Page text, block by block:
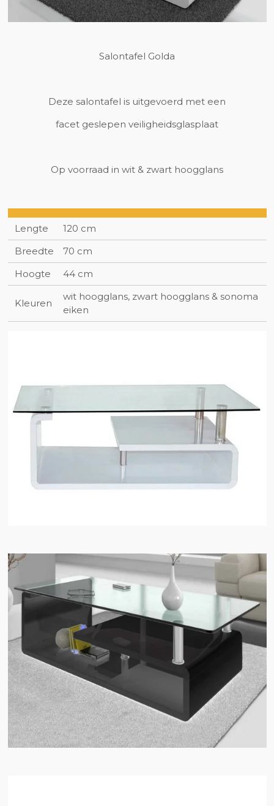
Salontafel Golda
Deze salontafel is uitgevoerd met een
facet geslepen veiligheidsglasplaat
Op voorraad in wit & zwart hoogglans
Lengte
120 cm
Breedte
70 cm
Hoogte
44 cm
Kleuren
wit hoogglans, zwart hoogglans & sonoma
eiken